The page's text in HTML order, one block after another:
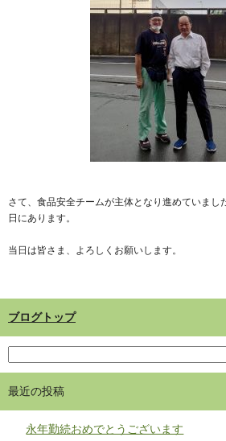
さて、食品安全チームが主体となり進めていまし
日にあります。
当日は皆さま、よろしくお願いします。
ブログトップ
最近の投稿
永年勤続おめでとうございます